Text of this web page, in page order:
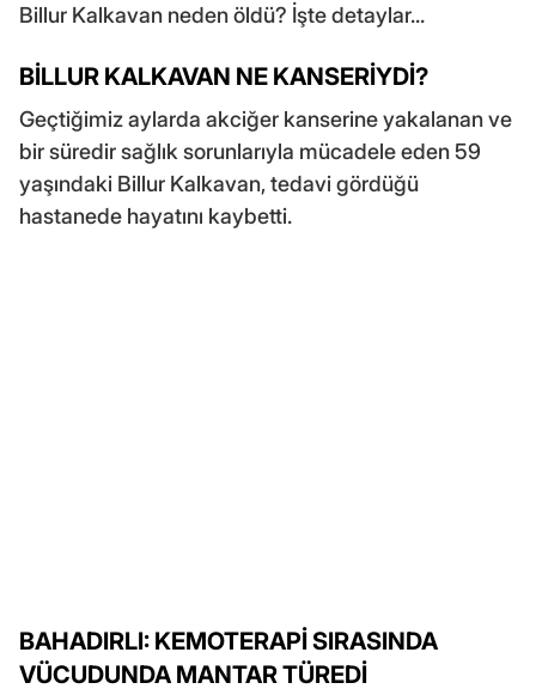
Billur Kalkavan neden öldü? İşte detaylar...
BİLLUR KALKAVAN NE KANSERİYDİ?
Geçtiğimiz aylarda akciğer kanserine yakalanan ve
bir süredir sağlık sorunlarıyla mücadele eden 59
yaşındaki Billur Kalkavan, tedavi gördüğü
hastanede hayatını kaybetti.
BAHADIRLI: KEMOTERAPİ SIRASINDA
VÜCUDUNDA MANTAR TÜREDİ